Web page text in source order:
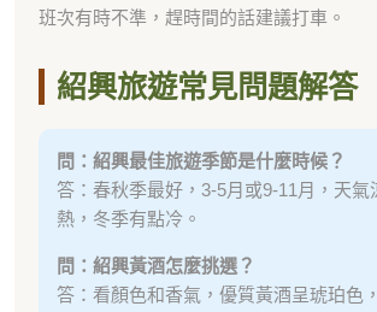
班次有時不準，趕時間的話建議打車。
紹興旅遊常見問題解答
問：紹興最佳旅遊季節是什麼時候？
答：春秋季最好，3-5月或9-11月，天氣
熱，冬季有點冷。
問：紹興黃酒怎麼挑選？
答：看顏色和香氣，優質黃酒呈琥珀色